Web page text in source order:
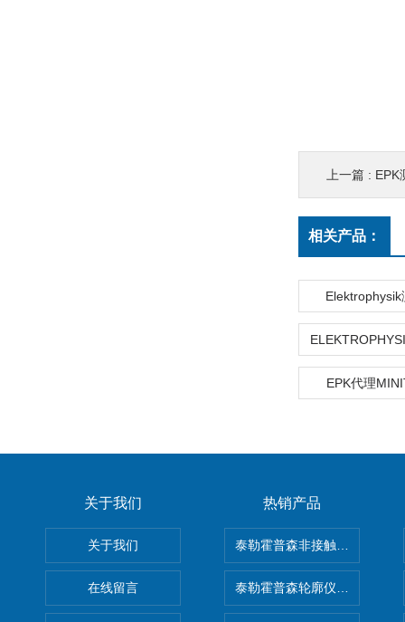
上一篇 : EPK
相关产品：
EPK代理
关于我们
关于我们
在线留言
热销产品
泰勒霍普森非接触式轮廓仪
泰勒霍普森轮廓仪|TAYLOR